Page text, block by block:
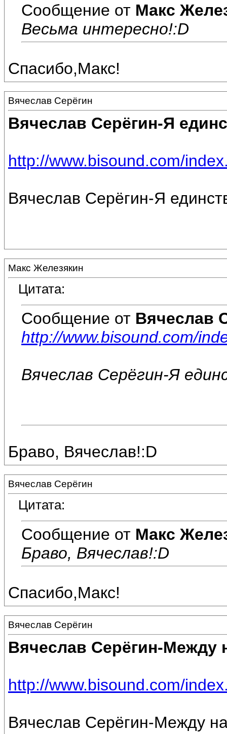
Сообщение от Макс
Весьма интересно!:D
Спасибо,Макс!
Вячеслав Серёгин
Вячеслав Серёгин-Я
http://www.bisound.com/
Вячеслав Серёгин-Я
Макс Железякин
Цитата:
Сообщение от Вячеслав
http://www.bisound.com/
Вячеслав Серёгин-Я
Браво, Вячеслав!:D
Вячеслав Серёгин
Цитата:
Сообщение от Макс
Браво, Вячеслав!:D
Спасибо,Макс!
Вячеслав Серёгин
Вячеслав Серёгин-Между
http://www.bisound.com/
Вячеслав Серёгин-Между